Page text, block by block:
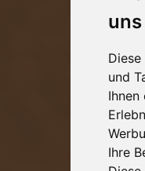
und
Ihre